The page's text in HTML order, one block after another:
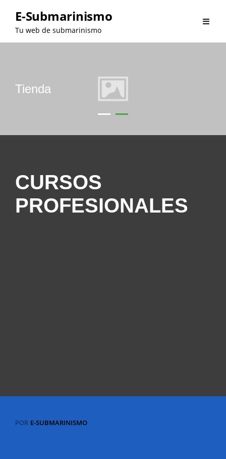
contenido
E-Submarinismo
Tu web de submarinismo
• •
Tienda
CURSOS
PROFESIONALES
POR E-SUBMARINISMO